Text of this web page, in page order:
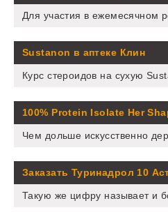
Для участия в ежемесячном
Sustanon в аптеке Клин
Курс стероидов на сухую
100% Protein Isolate Her
Чем дольше искусственно
Заказать Туринадрол 10
Такую же цифру называет и